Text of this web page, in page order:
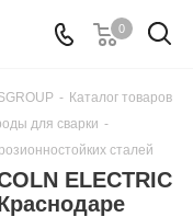
0
- Каталог товаров
для сварки -
сталей
ELECTRIC